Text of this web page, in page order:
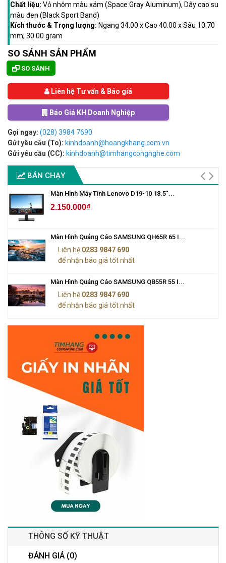
Chất liệu: Vỏ nhôm màu xám (Space Gray Aluminum), Dây cao su
màu đen (Black Sport Band)
Kích thước & Trọng lượng: Ngang 34.00 x Cao 40.00 x Sâu 10.70
mm, 30.00 gram
SO SÁNH SẢN PHẨM
SO SÁNH
Liên hệ Tư vấn & Báo giá
Báo Giá KH Doanh Nghiệp
Gọi ngay: (028) 3984 7690
Gửi yêu cầu (To): kinhdoanh@hoangkhang.com.vn
Gửi yêu cầu (CC): kinhdoanh@timhangcongnghe.com
BÁN CHẠY
Màn Hình Máy Tính Lenovo D19-10 18.5"...
2.150.000₫
Màn Hình Quảng Cáo SAMSUNG QH65R 65 I...
Liên hệ 0283 9847 690
để nhận báo giá tốt nhất
Màn Hình Quảng Cáo SAMSUNG QB55R 55 I...
Liên hệ 0283 9847 690
để nhận báo giá tốt nhất
THÔNG SỐ KỸ THUẬT
ĐÁNH GIÁ (0)